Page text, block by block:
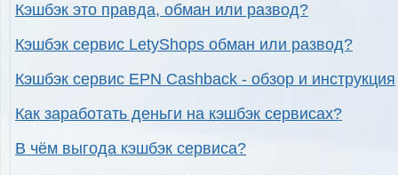
Кэшбэк это правда, обман или развод?
Кэшбэк сервис LetyShops обман или развод?
Кэшбэк сервис EPN Cashback - обзор и инструкция
Как заработать деньги на кэшбэк сервисах?
В чём выгода кэшбэк сервиса?